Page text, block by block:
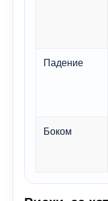
Падение
Боком